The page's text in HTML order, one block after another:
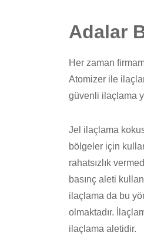
Adalar
Her zaman
Atomizer ile
güvenli ilaçlama
Jel ilaçlama
bölgeler için
rahatsızlık
basınç aleti
ilaçlama da bu
olmaktadır.
ilaçlama aletidir.